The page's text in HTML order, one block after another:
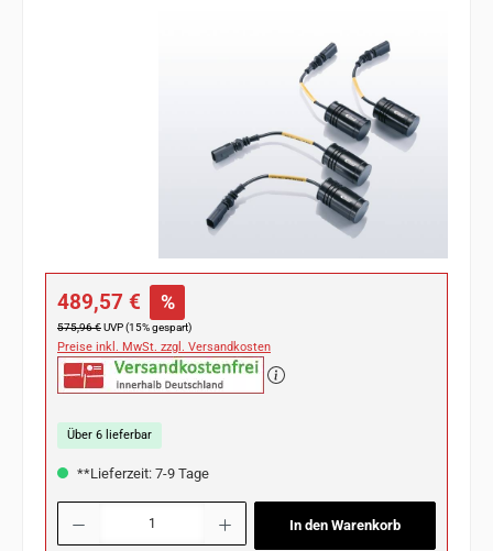
Verkaufspreis:
489,57 € %
Regulärer Preis:
575,96 €UVP (15% gespart)
Preise inkl. MwSt. zzgl. Versandkosten
Über 6 lieferbar
**Lieferzeit: 7-9 Tage
Produkt Anzahl: Gib den gewünschten Wert ein oder benutze die Schaltflächen
In den Warenkorb